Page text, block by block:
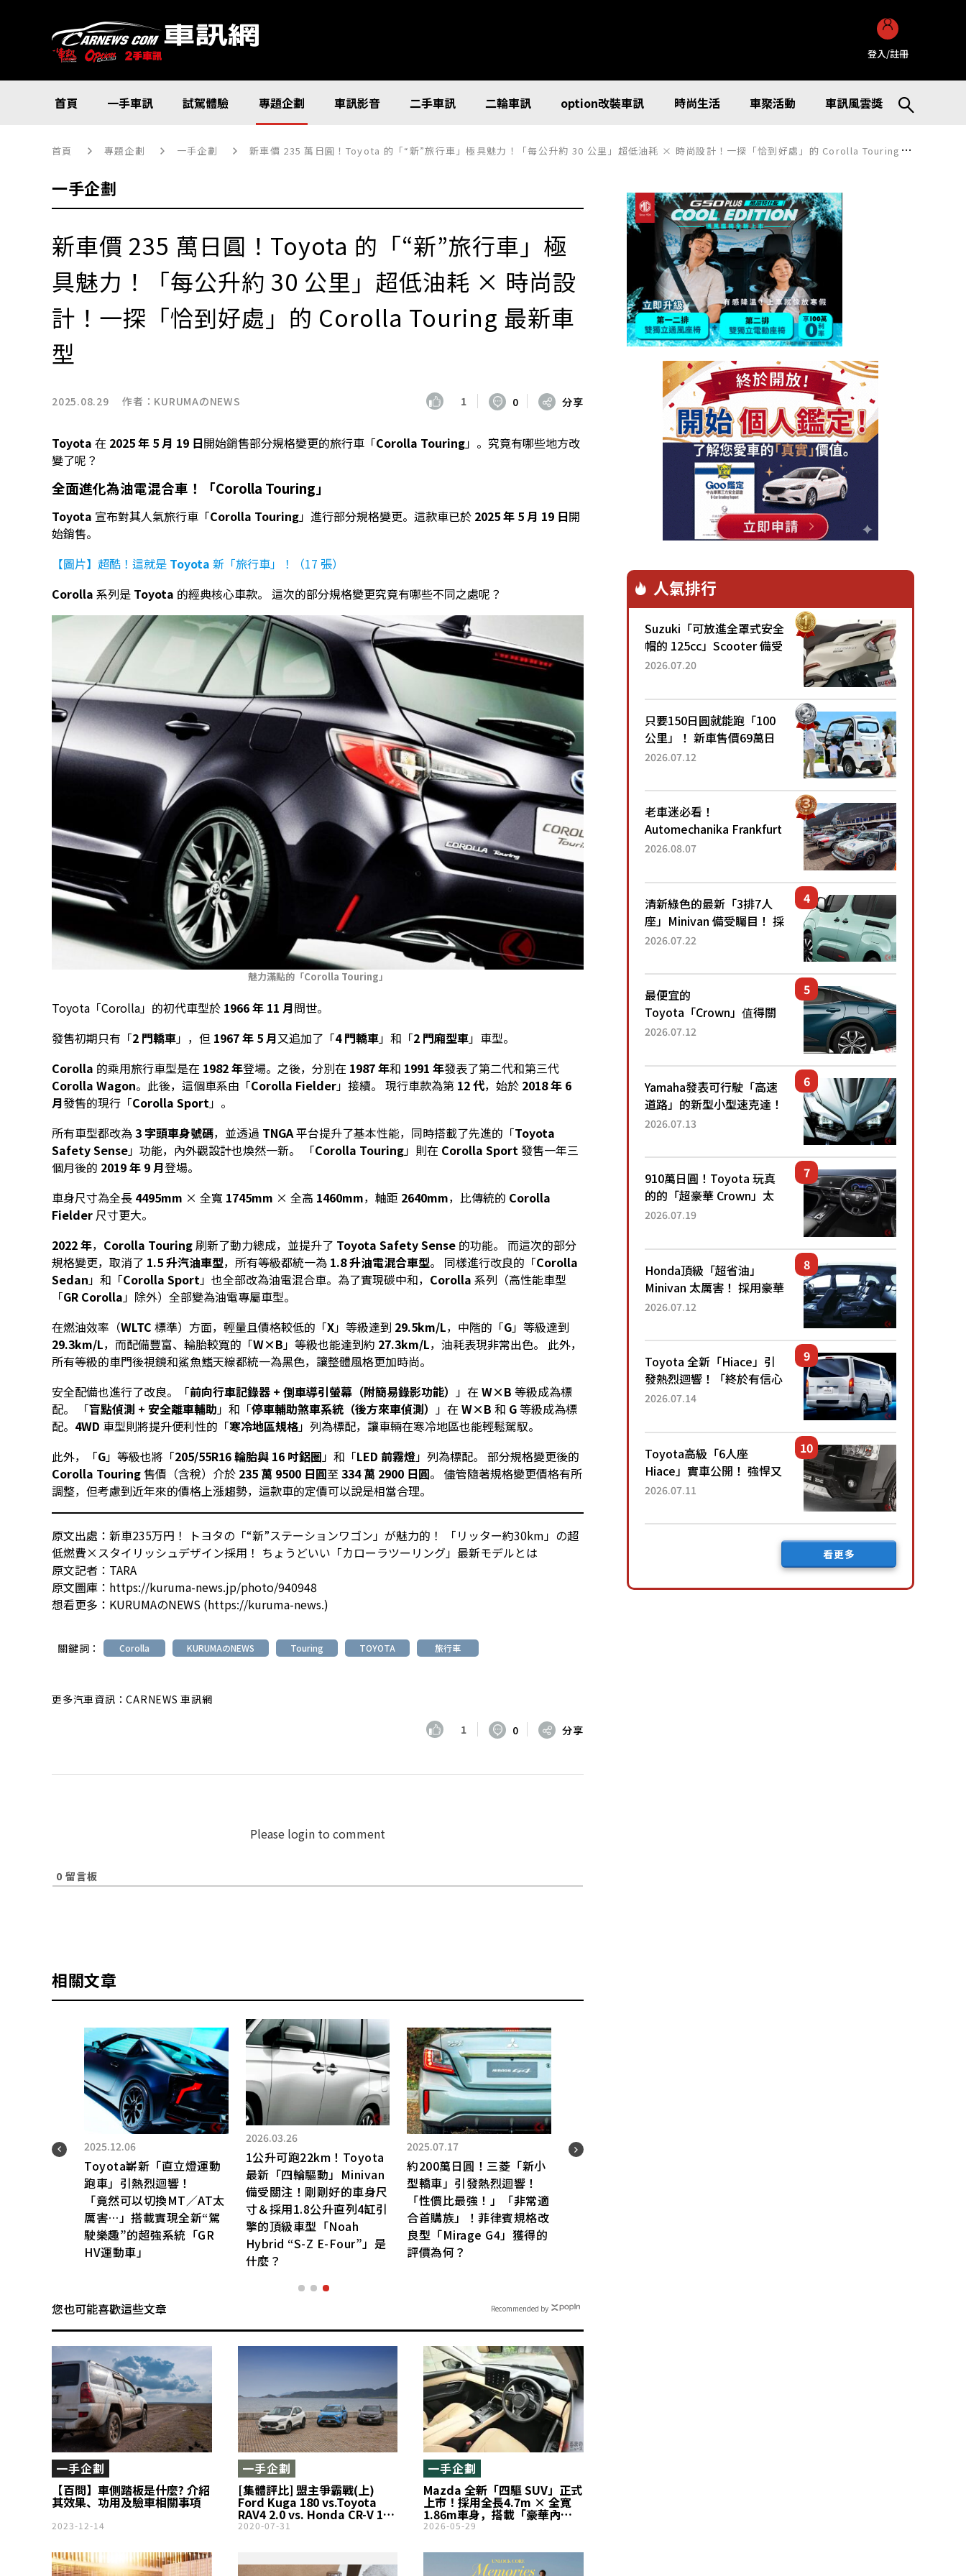
登入/註冊
首頁 一手車訊 試駕體驗 專題企劃 車訊影音 二手車訊 二輪車訊 option改裝車訊 時尚生活 車聚活動 車訊風雲獎
首頁 專題企劃 一手企劃 新車價 235 萬日圓！Toyota 的「“新”旅行車」極具魅力！「每公升約 30 公里」超低油耗 × 時尚設計！一探「恰到好處」的 Corolla Touring 最新車型
一手企劃
新車價 235 萬日圓！Toyota 的「“新”旅行車」極
具魅力！「每公升約 30 公里」超低油耗 × 時尚設
計！一探「恰到好處」的 Corolla Touring 最新車
型
2025.08.29 作者： KURUMAのNEWS 1 0 分享
Toyota 在 2025 年 5 月 19 日開始銷售部分規格變更的旅行車「Corolla Touring」。究竟有哪些地方改
變了呢？
全面進化為油電混合車！「Corolla Touring」
Toyota 宣布對其人氣旅行車「Corolla Touring」進行部分規格變更。這款車已於 2025 年 5 月 19 日開
始銷售。
【圖片】超酷！這就是 Toyota 新「旅行車」！（17 張）
Corolla 系列是 Toyota 的經典核心車款。 這次的部分規格變更究竟有哪些不同之處呢？
魅力滿點的「Corolla Touring」
Toyota「Corolla」的初代車型於 1966 年 11 月問世。
發售初期只有「2 門轎車」，但 1967 年 5 月又追加了「4 門轎車」和「2 門廂型車」車型。
Corolla 的乘用旅行車型是在 1982 年登場。之後，分別在 1987 年和 1991 年發表了第二代和第三代
Corolla Wagon。此後，這個車系由「Corolla Fielder」接續。 現行車款為第 12 代，始於 2018 年 6
月發售的現行「Corolla Sport」。
所有車型都改為3 字頭車身號碼，並透過 TNGA平台提升了基本性能，同時搭載了先進的「Toyota
Safety Sense」功能，內外觀設計也煥然一新。 「Corolla Touring」則在 Corolla Sport發售一年三
個月後的 2019 年 9 月登場。
車身尺寸為全長 4495mm × 全寬 1745mm × 全高 1460mm，軸距 2640mm，比傳統的 Corolla
Fielder 尺寸更大。
2022 年， Corolla Touring刷新了動力總成，並提升了 Toyota Safety Sense 的功能。 而這次的部分
規格變更，取消了 1.5 升汽油車型，所有等級都統一為 1.8 升油電混合車型。 同樣進行改良的「Corolla
Sedan」和「Corolla Sport」也全部改為油電混合車。為了實現碳中和， Corolla 系列（高性能車型
「GR Corolla」除外）全部變為油電專屬車型。
在燃油效率（WLTC 標準）方面，輕量且價格較低的「X」等級達到 29.5km/L，中階的「G」等級達到
29.3km/L，而配備豐富、輪胎較寬的「W×B」等級也能達到約 27.3km/L，油耗表現非常出色。 此外，
所有等級的車門後視鏡和鯊魚鰭天線都統一為黑色，讓整體風格更加時尚。
安全配備也進行了改良。「前向行車記錄器 + 倒車導引螢幕（附簡易錄影功能） 」在 W×B 等級成為標
配。 「盲點偵測 + 安全離車輔助」和「停車輔助煞車系統（後方來車偵測） 」在 W×B 和 G等級成為標
配。 4WD 車型則將提升便利性的「寒冷地區規格」列為標配，讓車輛在寒冷地區也能輕鬆駕馭。
此外，「G」等級也將「205/55R16 輪胎與 16 吋鋁圈」和「LED 前霧燈」列為標配。 部分規格變更後的
Corolla Touring售價（含稅）介於 235 萬 9500 日圓至334 萬 2900 日圓。 儘管隨著規格變更價格有所
調整，但考慮到近年來的價格上漲趨勢，這款車的定價可以說是相當合理。
原文出處： 新車235万円！ トヨタの「“新”ステーションワゴン」が魅力的！ 「リッター約30km」の超
低燃費×スタイリッシュデザイン採用！ ちょうどいい「カローラツーリング」最新モデルとは
原文記者： TARA
原文圖庫： https://kuruma-news.jp/photo/940948
想看更多： KURUMAのNEWS (https://kuruma-news.)
關鍵詞： Corolla KURUMAのNEWS Touring TOYOTA 旅行車
更多汽車資訊：CARNEWS 車訊網
1 0 分享
Please login to comment
0 留言板
相關文章
2025.12.06
Toyota嶄新「直立燈運動
跑車」引熱烈迴響！
「竟然可以切換MT／AT太
厲害…」搭載實現全新“駕
駛樂趣”的超強系統「GR
HV運動車」
2026.03.26
1公升可跑22km！Toyota
最新「四輪驅動」Minivan
備受關注！剛剛好的車身尺
寸＆採用1.8公升直列4缸引
擎的頂級車型「Noah
Hybrid “S-Z E-Four”」是
什麼？
2025.07.17
約200萬日圓！三菱「新小
型轎車」引發熱烈迴響！
「性價比最強！」「非常適
合首購族」！菲律賓規格改
良型「Mirage G4」獲得的
評價為何？
您也可能喜歡這些文章
【百問】車側踏板是什麼? 介紹
其效果、功用及驗車相關事項
一手企劃
2023-12-14
[集體評比] 盟主爭霸戰(上)
Ford Kuga 180 vs.Toyota
RAV4 2.0 vs. Honda CR-V 1.5
VTi-S
一手企劃
2020-07-31
Mazda 全新「四驅 SUV」正式
上市！採用全長4.7m × 全寬
1.86m車身，搭載「豪華內
裝」！配備「巨大 display」以
能」——CX-5 最高等級車型究
竟是什麼？
一手企劃
2026-05-29
Recommended by
人氣排行
Suzuki「可放進全罩式安全
帽的 125cc」Scooter 備受
矚目！採用全新流線設計與
已陸續開始出口的新款
「B...
2026.07.20
只要150日圓就能跑「100
公里」！ 新車售價69萬日
圓的「3人座」Trike大受歡
為何能迅速熱賣？
2026.07.12
老車迷必看！
Automechanika Frankfurt
2026擴大經典車專區 1954
2026.08.07
清新綠色的最新「3排7人
座」Minivan 備受矚目！ 採
用全長4.7公尺剛剛好的車
還推出467萬元日圓起的5
人座版...
2026.07.22
最便宜的
Toyota「Crown」值得關
注！ 搭載4WD、每公升
眼！ 配備豐富、超越售價
水準，堪稱高CP值代表的
「...
2026.07.12
Yamaha發表可行駛「高速
道路」的新型小型速克達！
搭載能享受超強勁「渦輪
高階「Super Sport」車款
相同的...
2026.07.13
910萬日圓！Toyota 玩真
的的「超豪華 Crown」太
厲害了！採用由「匠人技
運動化「底盤設定」！還配
備專屬豪華...
2026.07.19
Honda頂級「超省油」
Minivan 太厲害！ 採用豪華
「真皮座椅」與專屬「黑色
公里，兼具優異節能表現與
舒適「三...
2026.07.12
Toyota 全新「Hiace」引
發熱烈迴響！「終於有信心
下訂了！」「哪個等級交車
後竟然還要等「超過半年」
才能交車？...
2026.07.14
Toyota高級「6人座
Hiace」實車公開！ 強悍又
充滿魄力的「全黑設計」搭
Premium打造的「限定
2026.07.11
看更多